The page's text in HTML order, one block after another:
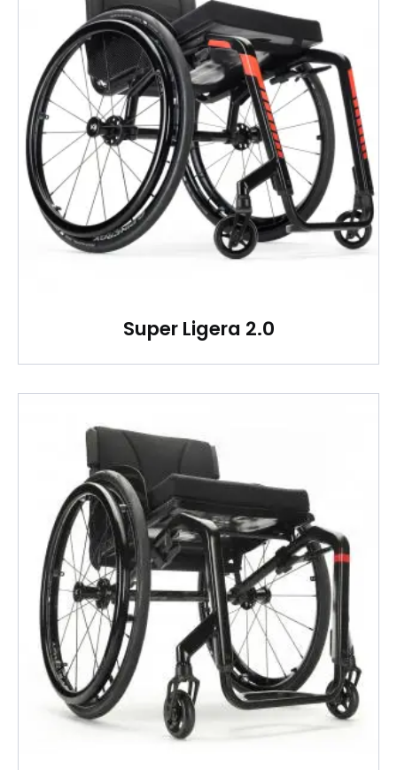
Super Ligera 2.0